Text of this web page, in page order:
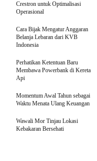
Crestron untuk Optimalisasi
Operasional
Cara Bijak Mengatur Anggaran
Belanja Lebaran dari KVB
Indonesia
Perhatikan Ketentuan Baru
Membawa Powerbank di Kereta
Api
Momentum Awal Tahun sebagai
Waktu Menata Ulang Keuangan
Wawali Mor Tinjau Lokasi
Kebakaran Bersehati